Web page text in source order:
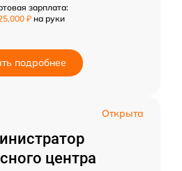
зарплата:
₽ на руки
подробнее
Открыта
центра